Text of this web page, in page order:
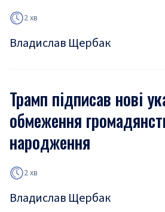
2 хв
Владислав Щербак
Трамп підписав нові
обмеження
народження
2 хв
Владислав Щербак